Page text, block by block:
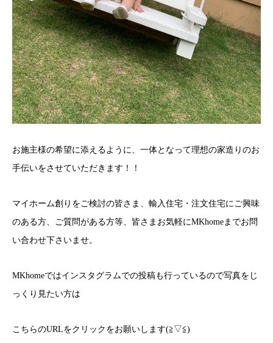
お施主様の希望に添えるように、一体となって理想の家造りのお
手伝いをさせていただきます！！
マイホーム創りをご検討の皆さま、輸入住宅・注文住宅にご興味
のある方、ご質問がある方等、皆さまお気軽にMKhome までお問
い合わせ下さいませ。
MKhomeではインスタグラムでの投稿も行っているので写真をじ
っくり見たい方は
こちらのURLをクリックをお願いします(≧▽≦)